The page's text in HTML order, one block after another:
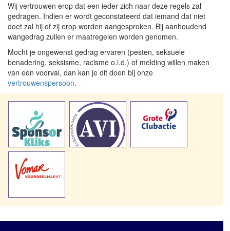
Wij vertrouwen erop dat een ieder zich naar deze regels zal
gedragen. Indien er wordt geconstateerd dat iemand dat niet
doet zal hij of zij erop worden aangesproken. Bij aanhoudend
wangedrag zullen er maatregelen worden genomen.
Mocht je ongewenst gedrag ervaren (pesten, seksuele
benadering, seksisme, racisme o.i.d.) of melding willen maken
van een voorval, dan kan je dit doen bij onze
vertrouwenspersoon.